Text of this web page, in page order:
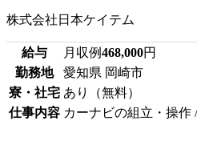
株式会社日本ケイテム
給与 月収例468,000円
勤務地
愛知県 岡崎市
寮・社宅 あり（無料）
仕事内容 カーナビの組立・操作